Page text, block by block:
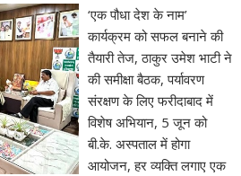
‘एक पौधा देश के नाम’
कार्यक्रम को सफल बनाने की
तैयारी तेज, ठाकुर उमेश भाटी ने
की समीक्षा बैठक, पर्यावरण
संरक्षण के लिए फरीदाबाद में
विशेष अभियान, 5 जून को
बी.के. अस्पताल में होगा
आयोजन, हर व्यक्ति लगाए एक